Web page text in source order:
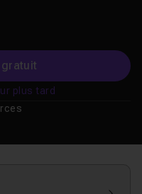
plus tard